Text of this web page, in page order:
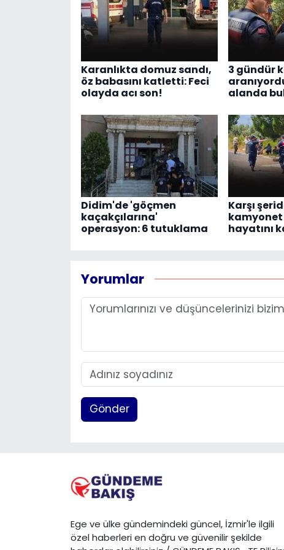
Karanlıkta domuz sandı,
öz babasını katletti: Feci
olayda acı son!
3 gündür
alanda
Didim'de 'göçmen
kaçakçılarına'
operasyon: 6 tutuklama
Karşı
kamyonet
hayatını
Yorumlar
Gönder
Ege ve ülke gündemindeki güncel, İzmir'le ilgili
özel haberleri en doğru ve güvenilir şekilde